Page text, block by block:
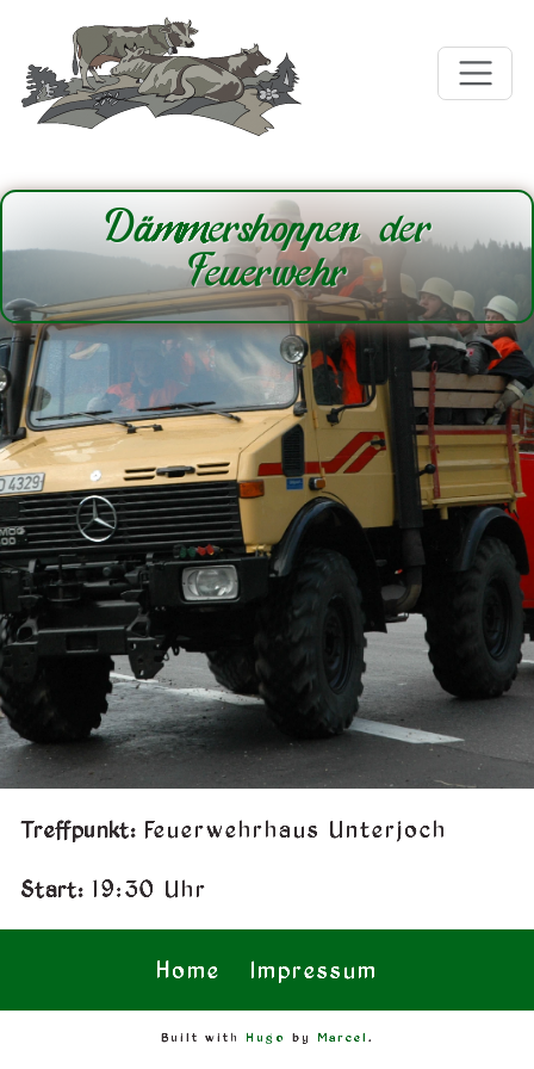
Dämmershoppen der
Feuerwehr
Treffpunkt:Feuerwehrhaus Unterjoch
Start: 19:30 Uhr
Home Impressum
Built with Hugo by Marcel.